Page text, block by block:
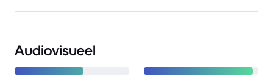
Audiovisueel